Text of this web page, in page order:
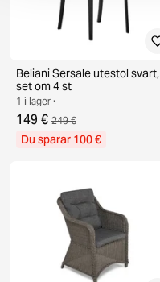
Beliani Sersale utestol svart,
set om 4 st
1 i lager ·
149 € 249 €
Du sparar 100 €